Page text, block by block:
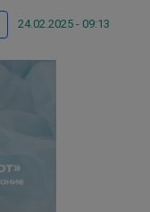
24.02.2025 - 09:13